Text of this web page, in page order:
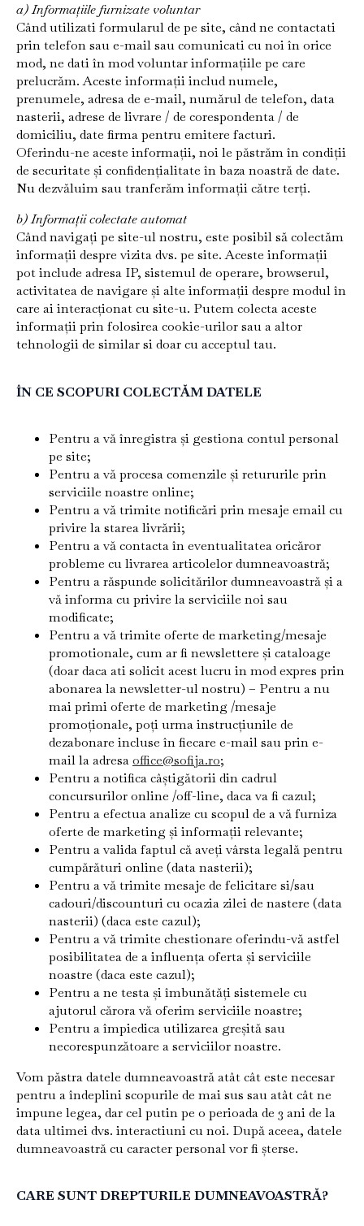
a) Informațiile furnizate voluntar
Când utilizati formularul de pe site, când ne contactati
prin telefon sau e-mail sau comunicati cu noi în orice
mod, ne dati în mod voluntar informațiile pe care
prelucrăm. Aceste informații includ numele,
prenumele, adresa de e-mail, numărul de telefon, data
nasterii, adrese de livrare / de corespondenta / de
domiciliu, date firma pentru emitere facturi.
Oferindu-ne aceste informații, noi le păstrăm în condiții
de securitate și confidențialitate în baza noastră de date.
Nu dezvăluim sau tranferăm informații către terți.
b) Informații colectate automat
Când navigați pe site-ul nostru, este posibil să colectăm
informații despre vizita dvs. pe site. Aceste informații
pot include adresa IP, sistemul de operare, browserul,
activitatea de navigare și alte informații despre modul în
care ai interacționat cu site-u. Putem colecta aceste
informații prin folosirea cookie-urilor sau a altor
tehnologii de similar si doar cu acceptul tau.
ÎN CE SCOPURI COLECTĂM DATELE
Pentru a vă înregistra și gestiona contul personal
pe site;
Pentru a vă procesa comenzile și retururile prin
serviciile noastre online;
Pentru a vă trimite notificări prin mesaje email cu
privire la starea livrării;
Pentru a vă contacta în eventualitatea oricăror
probleme cu livrarea articolelor dumneavoastră;
Pentru a răspunde solicitărilor dumneavoastră și a
vă informa cu privire la serviciile noi sau
modificate;
Pentru a vă trimite oferte de marketing/mesaje
promotionale, cum ar fi newslettere și cataloage
(doar daca ati solicit acest lucru in mod expres prin
abonarea la newsletter-ul nostru) – Pentru a nu
mai primi oferte de marketing /mesaje
promoționale, poți urma instrucțiunile de
dezabonare incluse în fiecare e-mail sau prin e-
mail la adresaoffice@sofija.ro;
Pentru a notifica câștigătorii din cadrul
concursurilor online /off-line, daca va fi cazul;
Pentru a efectua analize cu scopul de a vă furniza
oferte de marketing și informații relevante;
Pentru a valida faptul că aveți vârsta legală pentru
cumpărături online (data nasterii);
Pentru a vă trimite mesaje de felicitare si/sau
cadouri/discounturi cu ocazia zilei de nastere (data
nasterii) (daca este cazul);
Pentru a vă trimite chestionare oferindu-vă astfel
posibilitatea de a influența oferta și serviciile
noastre (daca este cazul);
Pentru a ne testa și îmbunătăți sistemele cu
ajutorul cărora vă oferim serviciile noastre;
Pentru a împiedica utilizarea greșită sau
necorespunzătoare a serviciilor noastre.
Vom păstra datele dumneavoastră atât cât este necesar
pentru a îndeplini scopurile de mai sus sau atât cât ne
impune legea, dar cel putin pe o perioada de 3 ani de la
data ultimei dvs. interactiuni cu noi. După aceea, datele
dumneavoastră cu caracter personal vor fi șterse.
CARE SUNT DREPTURILE DUMNEAVOASTRĂ?